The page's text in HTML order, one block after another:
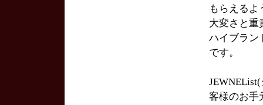
もらえる
大変さと重
ハイブラン
です。
客様のお手